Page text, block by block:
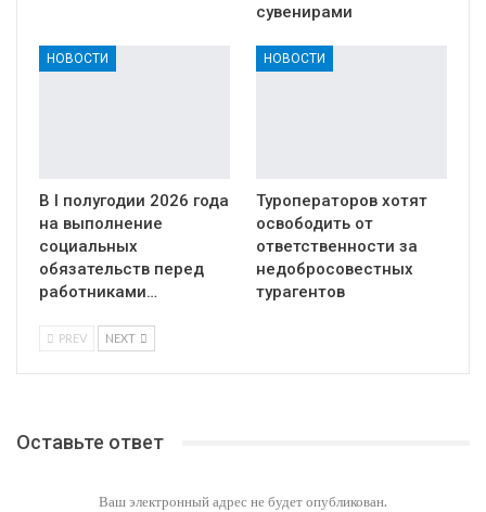
сувенирами
НОВОСТИ
В I полугодии 2026 года
на выполнение
социальных
обязательств перед
работниками…
НОВОСТИ
Туроператоров хотят
освободить от
ответственности за
недобросовестных
турагентов
PREV NEXT
Оставьте ответ
Ваш электронный адрес не будет опубликован.